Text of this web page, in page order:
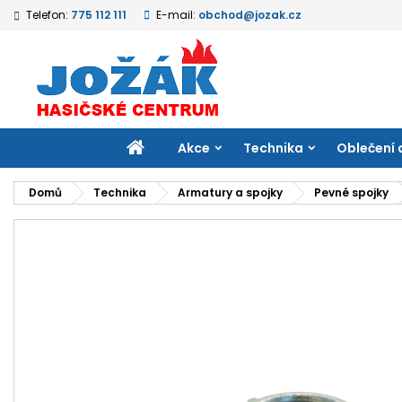
Telefon: 775 112 111 E-mail: obchod@jozak.cz
DOMŮAkce Technika Oblečení
Domů Technika Armatury a spojky Pevné spojky